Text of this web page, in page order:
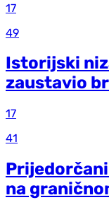
17
49
Istorijski
zaustavio
17
41
na